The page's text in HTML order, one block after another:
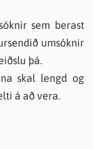
sem berast
umsóknir
þá.
skal lengd og
á að vera.